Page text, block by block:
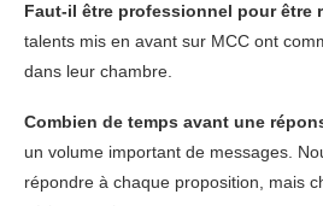
Faut-il être professionnel pour être
talents mis en avant sur MCC ont
dans leur chambre.
Combien de temps avant une
un volume important de messages.
répondre à chaque proposition, mais